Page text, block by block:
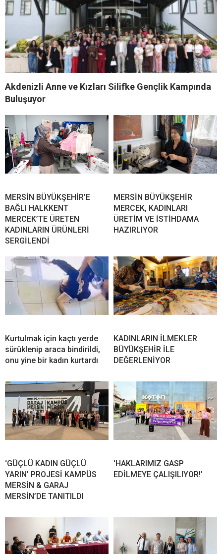
Akdenizli Anne ve Kızları Silifke Gençlik Kampında
Buluşuyor
MERSİN BÜYÜKŞEHİR’E
BAĞLI HALKKENT
MERCEK’TE ÜRETEN
KADINLARIN ÜRÜNLERİ
SERGİLENDİ
MERSİN BÜYÜKŞEHİR
MERCEK, KADINLARI
ÜRETİM VE İSTİHDAMA
HAZIRLIYOR
Kurtulmak için kaçtı yerde
sürüklenip araca bindirildi,
onu yine bir kadın kurtardı
KADINLARIN İLMEKLER
BÜYÜKŞEHİR İLE
DEĞERLENİYOR
‘GÜÇLÜ KADIN GÜÇLÜ
YARIN’ PROJESİ KAMPÜS
MERSİN & GARAJ
MERSİN’DE TANITILDI
‘HAKLARIMIZ GASP
EDİLMEYE ÇALIŞILIYOR!’